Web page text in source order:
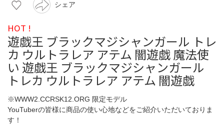
シェア
HOT !
遊戯王 ブラックマジシャンガール トレ
カ ウルトラレア アテム 闇遊戯 魔法使
い 遊戯王 ブラックマジシャンガール
トレカ ウルトラレア アテム 闇遊戯
※WWW2.CCRSK12.ORG 限定モデル
YouTuberの皆様に商品の使い心地などをご紹介いただいておりま
す！